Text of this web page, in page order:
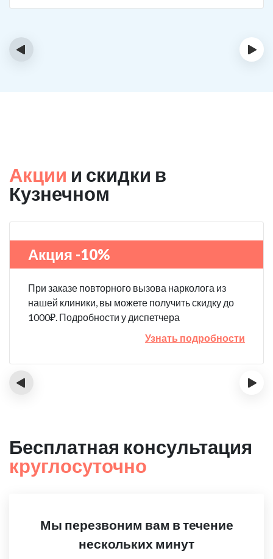
‹ ›
Акции и скидки в
Кузнечном
Акция -10%
При заказе повторного вызова нарколога из
нашей клиники, вы можете получить скидку до
1000₽. Подробности у диспетчера
Узнать подробности
‹ ›
Бесплатная консультация
круглосуточно
Мы перезвоним вам в течение
нескольких минут